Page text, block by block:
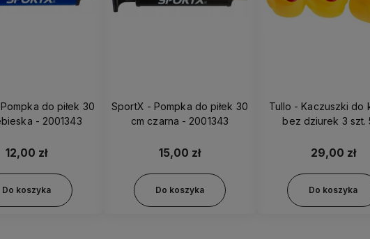
do piłek 30
- 2001343
12,00 zł
Do koszyka
SportX - Pompka do piłek 30
cm czarna - 2001343
15,00 zł
Do koszyka
Tullo - Kaczuszki do
bez dziurek 3 szt.
29,00 zł
Do koszyka